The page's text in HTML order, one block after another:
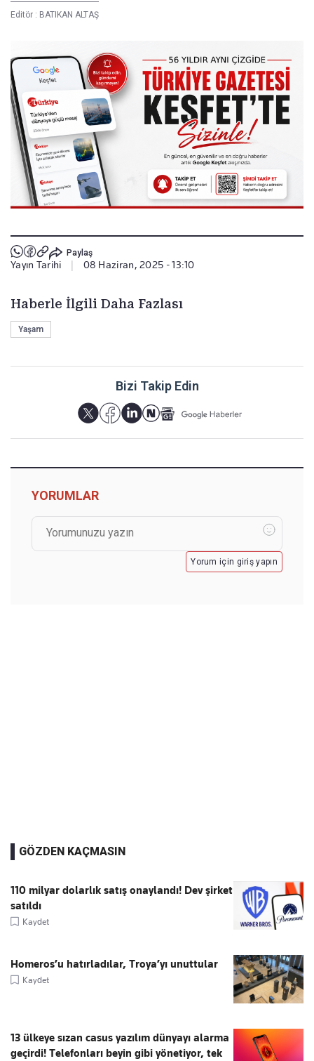
Editör : BATIKAN ALTAŞ
Paylaş
Yayın Tarihi 08 Haziran, 2025 - 13:10
Haberle İlgili Daha Fazlası
Yaşam
Bizi Takip Edin
YORUMLAR
Yorum için giriş yapın
GÖZDEN KAÇMASIN
110 milyar dolarlık satış onaylandı! Dev şirket
satıldı
Kaydet
Homeros’u hatırladılar, Troya’yı unuttular
Kaydet
13 ülkeye sızan casus yazılım dünyayı alarma
geçirdi! Telefonları beyin gibi yönetiyor, tek